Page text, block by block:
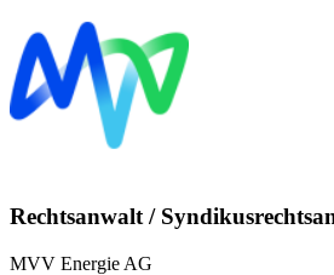
Rechtsanwalt /
MVV Energie AG